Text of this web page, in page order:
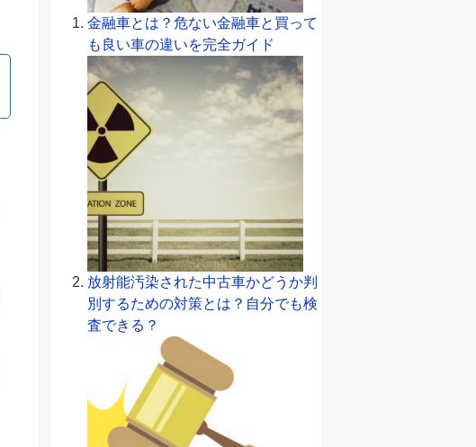
金融車とは？危ない金融車と買って
も良い車の違いを完全ガイド
放射能汚染された中古車かどうか判
別するための対策とは？自分でも検
査できる？